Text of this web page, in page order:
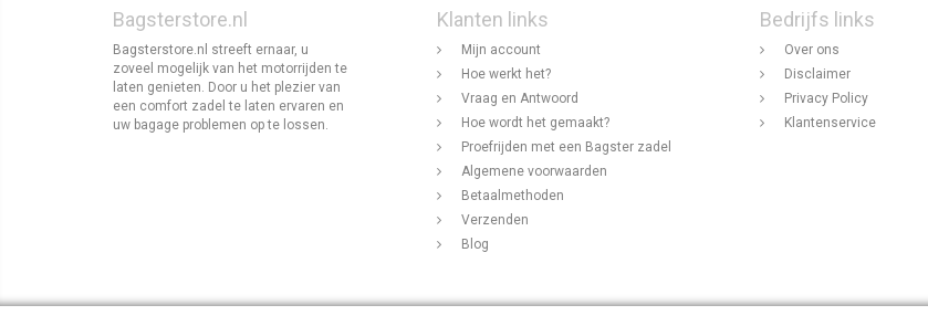
Bagsterstore.nl
Bagsterstore.nl streeft ernaar, u
zoveel mogelijk van het motorrijden te
laten genieten. Door u het plezier van
een comfort zadel te laten ervaren en
uw bagage problemen op te lossen.
Klanten links
Mijn account
Hoe werkt het?
Vraag en Antwoord
Hoe wordt het gemaakt?
Proefrijden met een Bagster zadel
Algemene voorwaarden
Betaalmethoden
Verzenden
Blog
Bedrijfs links
Over ons
Disclaimer
Privacy Policy
Klantenservice